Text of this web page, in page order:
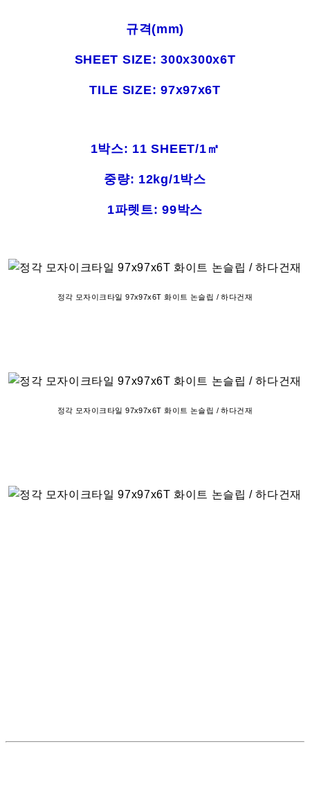
규격(mm)
SHEET SIZE: 300x300x6T
TILE SIZE: 97x97x6T
1박스: 11 SHEET/1㎡
중량: 12kg/1박스
1파렛트: 99박스
정각 모자이크타일 97x97x6T 화이트 논슬립 / 하다건재
정각 모자이크타일 97x97x6T 화이트 논슬립 / 하다건재